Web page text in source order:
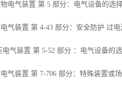
电气装置 第 5 部分：电气设备的选
气装置 第 4-43 部分：安全防护 过电
电气装置 第 5-52 部分 ：电气设备的
气装置 第 7-706 部分：特殊装置或